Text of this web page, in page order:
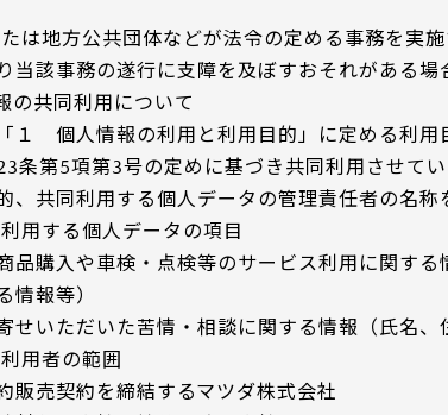
たは地方公共団体などが法令の定める事務を実
当該事務の遂行に支障を及ぼすおそれがある場
の共同利用について
１ 個人情報の利用と利用目的」に定める利
条第5項第3号の定めに基づき共同利用させてい
、共同利用する個人データの管理責任者の名
利用する個人データの項目
品購入や車検・点検等のサービス利用に関す
情報等）
せいただいた苦情・相談に関する情報（氏名、
用者の範囲
販売契約を締結するマツダ株式会社